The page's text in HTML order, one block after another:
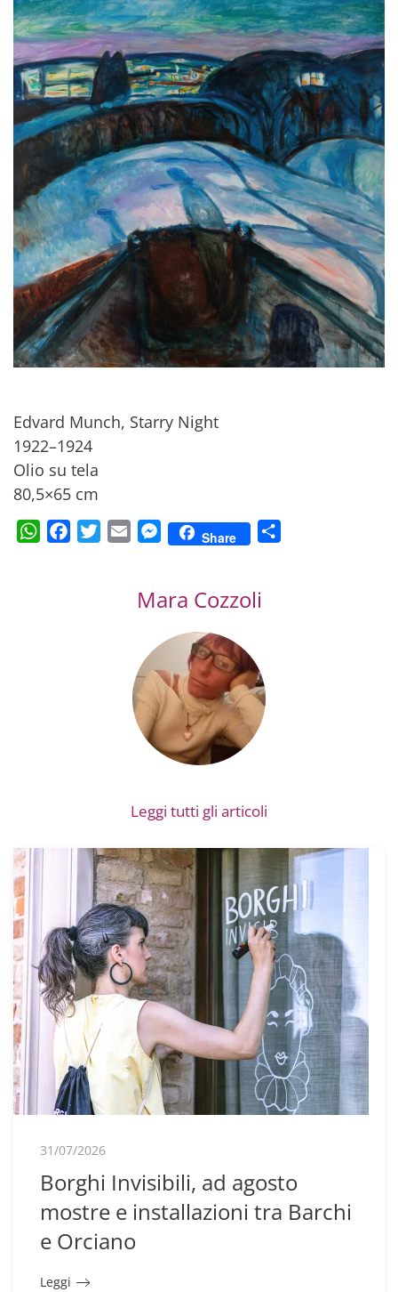
Edvard Munch, Starry Night
1922–1924
Olio su tela
80,5×65 cm
WhatsAppFacebookTwitterEmail Messenger
Share
Mara Cozzoli
Leggi tutti gli articoli
31/07/2026
Borghi Invisibili, ad agosto
mostre e installazioni tra Barchi
e Orciano
Leggi